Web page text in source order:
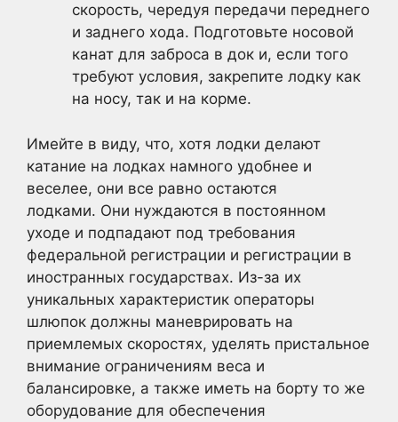
скорость, чередуя передачи переднего
и заднего хода. Подготовьте носовой
канат для заброса в док и, если того
требуют условия, закрепите лодку как
на носу, так и на корме.
Имейте в виду, что, хотя лодки делают
катание на лодках намного удобнее и
веселее, они все равно остаются
лодками. Они нуждаются в постоянном
уходе и подпадают под требования
федеральной регистрации и регистрации в
иностранных государствах. Из-за их
уникальных характеристик операторы
шлюпок должны маневрировать на
приемлемых скоростях, уделять пристальное
внимание ограничениям веса и
балансировке, а также иметь на борту то же
оборудование для обеспечения